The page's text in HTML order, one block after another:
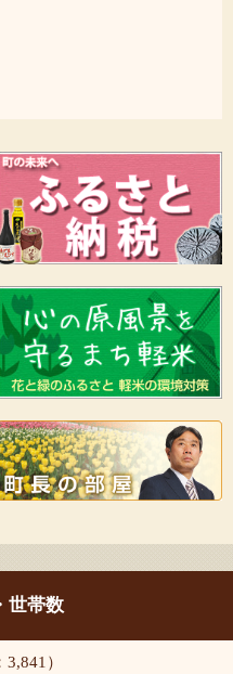
世帯数
）